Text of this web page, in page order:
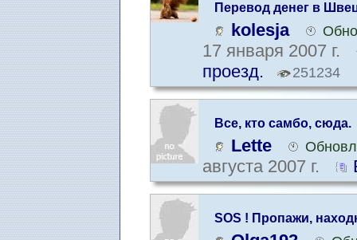
Перевод денег в
kolesja
17 января 2007 г.
проезд.
251234
Все, кто самбо, сюда.
Lette
августа 2007 г.
SOS ! Пропажи,